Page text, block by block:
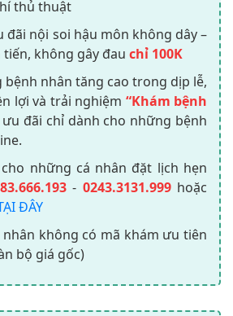
thủ thuật
đãi nội soi hậu môn không dây –
không gây đau chỉ 100K
bệnh nhân tăng cao trong dịp lễ,
lợi và trải nghiệm “Khám bệnh
ưu đãi chỉ dành cho những bệnh
những cá nhân đặt lịch hẹn
- 0243.3131.999hoặc
ĐÂY
không có mã khám ưu tiên
bộ giá gốc)